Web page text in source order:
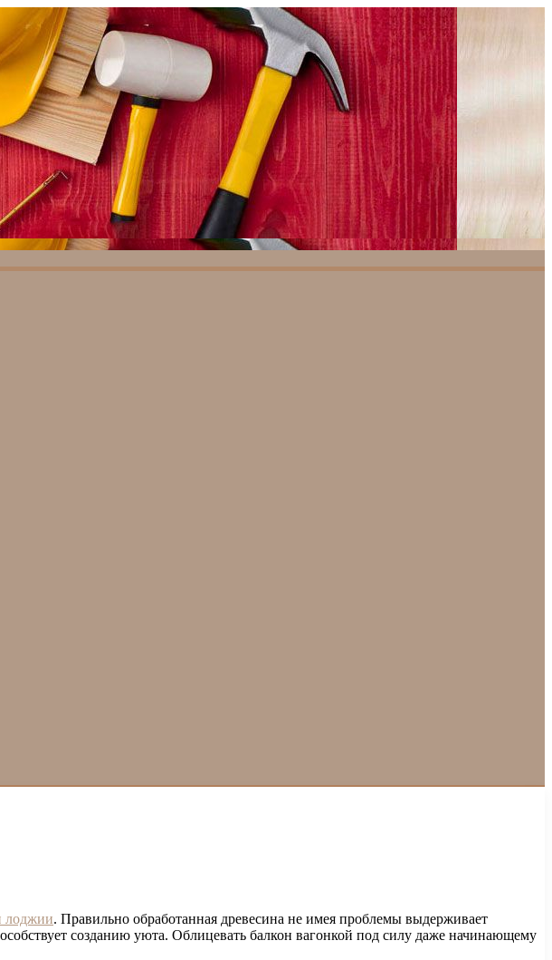
лоджии. Правильно обработанная древесина не имея проблемы выдерживает
созданию уюта. Облицевать балкон вагонкой под силу даже начинающему